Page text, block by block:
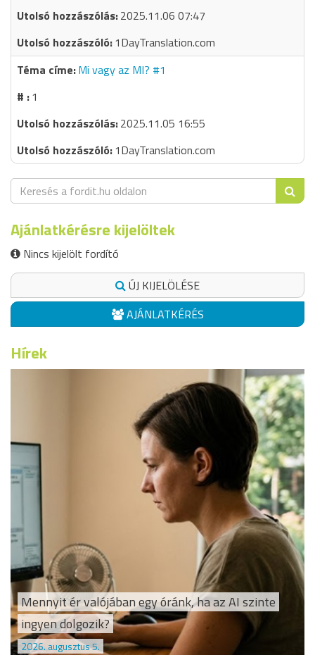
2025.11.06 07:47
1DayTranslation.com
Mi vagy az MI? #1
1
2025.11.05 16:55
1DayTranslation.com
Ajánlatkérésre kijelöltek
Nincs kijelölt fordító
ÚJ KIJELÖLÉSE
AJÁNLATKÉRÉS
Hírek
Mennyit ér valójában egy óránk, ha az AI szinte
ingyen dolgozik?
2026. augusztus 5.